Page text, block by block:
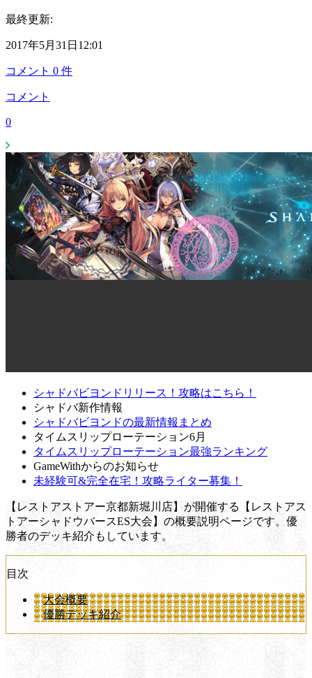
最終更新:
2017年5月31日12:01
コメント 0 件
コメント
0
シャドバビヨンドリリース！攻略はこちら！
シャドバ新作情報
シャドバビヨンドの最新情報まとめ
タイムスリップローテーション6月
タイムスリップローテーション最強ランキング
GameWithからのお知らせ
未経験可&完全在宅！攻略ライター募集！
【レストアストアー京都新堀川店】が開催する【レストアス
トアーシャドウバースES大会】の概要説明ページです。優
勝者のデッキ紹介もしています。
目次
大会概要
優勝デッキ紹介